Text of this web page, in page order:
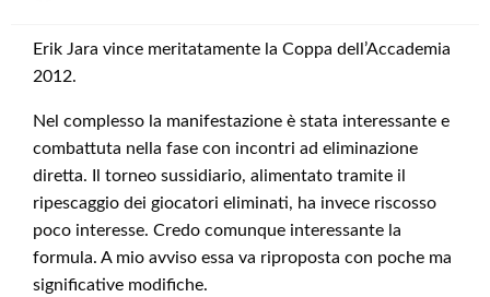
Erik Jara vince meritatamente la Coppa dell’Accademia
2012.
Nel complesso la manifestazione è stata interessante e
combattuta nella fase con incontri ad eliminazione
diretta. Il torneo sussidiario, alimentato tramite il
ripescaggio dei giocatori eliminati, ha invece riscosso
poco interesse. Credo comunque interessante la
formula. A mio avviso essa va riproposta con poche ma
significative modifiche.